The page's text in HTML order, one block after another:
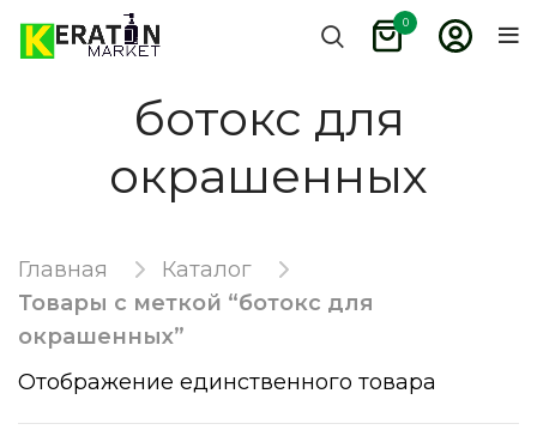
0
ботокс для
окрашенных
Главная
Каталог
Товары с меткой “ботокс для
окрашенных”
Отображение единственного товара